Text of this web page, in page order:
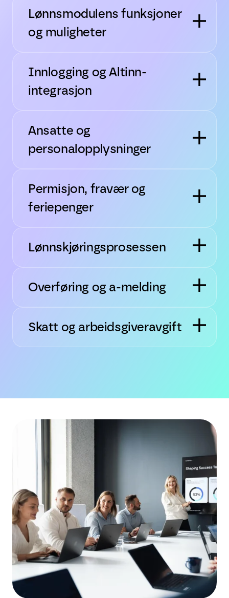
Lønnsmodulens funksjoner
og muligheter
Innlogging og Altinn-
integrasjon
Ansatte og
personalopplysninger
Permisjon, fravær og
feriepenger
Lønnskjøringsprosessen
Overføring og a-melding
Skatt og arbeidsgiveravgift